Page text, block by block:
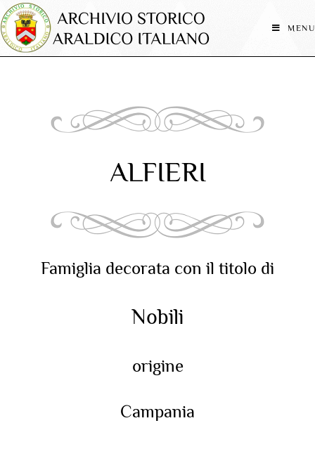
MENU
ALFIERI
Famiglia decorata con il titolo di
Nobili
origine
Campania